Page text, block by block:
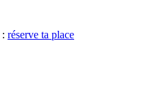
: réserve ta place